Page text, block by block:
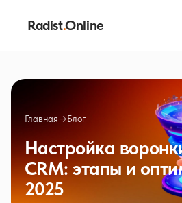
Radist.Online
Главная→Блог
Настройка
CRM: этапы и
2025